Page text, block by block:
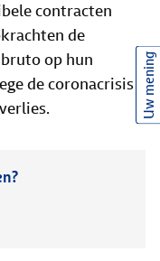
contracten
de
op hun
de coronacrisis Uw mening